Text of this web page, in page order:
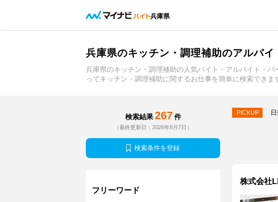
兵庫県
兵庫県のキッチン・調理補助のアルバ
兵庫県のキッチン・調理補助の人気バイト・アルバイト・
ってキッチン・調理補助に関するお仕事を簡単に検索でき
検索結果 267 件
（最終更新日：2026年8月7日）
検索条件を登録
フリーワード
PICKUP
株式会社